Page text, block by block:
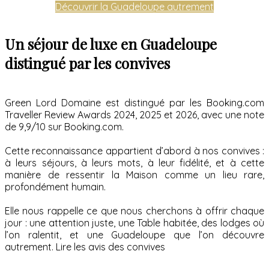
Découvrir la Guadeloupe autrement
Un séjour de luxe en Guadeloupe
distingué par les convives
Green Lord Domaine est distingué par les Booking.com
Traveller Review Awards 2024, 2025 et 2026, avec une note
de 9,9/10 sur Booking.com.
Cette reconnaissance appartient d’abord à nos convives :
à leurs séjours, à leurs mots, à leur fidélité, et à cette
manière de ressentir la Maison comme un lieu rare,
profondément humain.
Elle nous rappelle ce que nous cherchons à offrir chaque
jour : une attention juste, une Table habitée, des lodges où
l’on ralentit, et une Guadeloupe que l’on découvre
autrement. Lire les avis des convives